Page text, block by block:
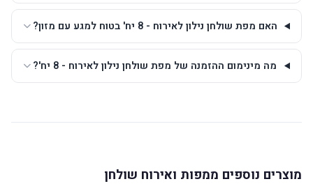
האם מפת שולחן נילון לאירוח - 8 יח' בטוח למגע עם מזון?
מה מינימום ההזמנה של מפת שולחן נילון לאירוח - 8 יח'?
מוצרים נוספים ממפות ואירוח שולחן